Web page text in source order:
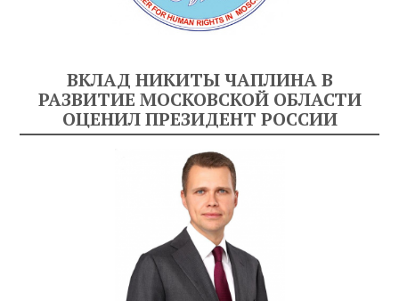
ВКЛАД НИКИТЫ ЧАПЛИНА В
РАЗВИТИЕ МОСКОВСКОЙ ОБЛАСТИ
ОЦЕНИЛ ПРЕЗИДЕНТ РОССИИ